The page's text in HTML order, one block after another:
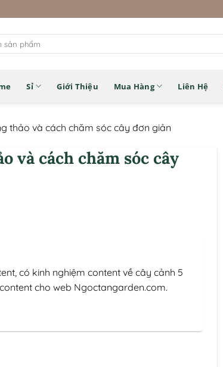
Sỉ Giới Thiệu Mua Hàng Liên Hệ
thảo và cách chăm sóc cây đơn giản
và cách chăm sóc cây
có kinh nghiệm content về cây cảnh 5
cho web Ngoctangarden.com.